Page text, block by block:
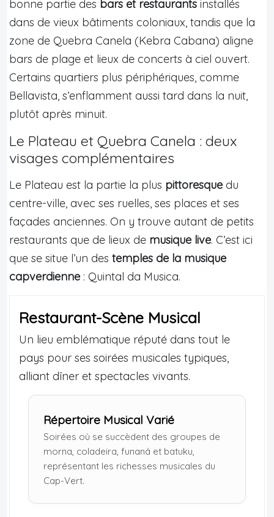
bonne partie des bars et restaurants installés
dans de vieux bâtiments coloniaux, tandis que la
zone de Quebra Canela (Kebra Cabana) aligne
bars de plage et lieux de concerts à ciel ouvert.
Certains quartiers plus périphériques, comme
Bellavista, s’enflamment aussi tard dans la nuit,
plutôt après minuit.
Le Plateau et Quebra Canela : deux
visages complémentaires
Le Plateau est la partie la plus pittoresque du
centre-ville, avec ses ruelles, ses places et ses
façades anciennes. On y trouve autant de petits
restaurants que de lieux de musique live. C’est ici
que se situe l’un des temples de la musique
capverdienne : Quintal da Musica.
Restaurant-Scène Musical
Un lieu emblématique réputé dans tout le
pays pour ses soirées musicales typiques,
alliant dîner et spectacles vivants.
Répertoire Musical Varié
Soirées où se succèdent des groupes de
morna, coladeira, funaná et batuku,
représentant les richesses musicales du
Cap-Vert.